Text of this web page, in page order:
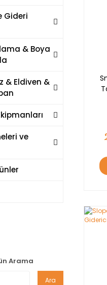
Gideri
& Boya
& Eldiven &
ve
Arama
Ara